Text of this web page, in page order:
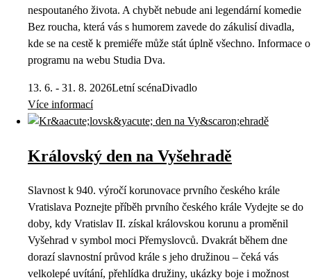
nespoutaného života. A chybět nebude ani legendární komedie
Bez roucha, která vás s humorem zavede do zákulisí divadla,
kde se na cestě k premiéře může stát úplně všechno. Informace o
programu na webu Studia Dva.
13. 6. - 31. 8. 2026Letní scénaDivadlo
Více informací
Královský den na Vyšehradě
Slavnost k 940. výročí korunovace prvního českého krále
Vratislava Poznejte příběh prvního českého krále Vydejte se do
doby, kdy Vratislav II. získal královskou korunu a proměnil
Vyšehrad v symbol moci Přemyslovců. Dvakrát během dne
dorazí slavnostní průvod krále s jeho družinou – čeká vás
velkolepé uvítání, přehlídka družiny, ukázky boje i možnost